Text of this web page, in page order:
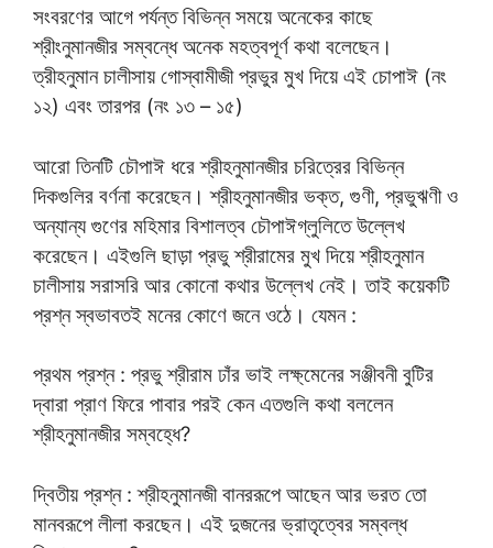
সংবরণের আগে পর্যন্ত বিভিন্ন সময়ে অনেকের কাছে
শ্রীংনুমানজীর সম্বন্ধে অনেক মহত্বপূর্ণ কথা বলেছেন।
ত্রীহনুমান চালীসায় গোস্বামীজী প্রভুর মুখ দিয়ে এই চোপাঈ (নং
১২) এবং তারপর (নং ১৩ – ১৫)
আরো তিনটি চৌপাঈ ধরে শ্রীহনুমানজীর চরিত্রের বিভিন্ন
দিকগুলির বর্ণনা করেছেন। শ্রীহনুমানজীর ভক্ত, গুণী, প্রভুঋণী ও
অন্যান্য গুণের মহিমার বিশালত্ব চৌপাঈগ্লুলিতে উল্লেখ
করেছেন। এইগুলি ছাড়া প্রভু শ্রীরামের মুখ দিয়ে শ্রীহনুমান
চালীসায় সরাসরি আর কোনো কথার উল্লেখ নেই। তাই কয়েকটি
প্রশ্ন স্বভাবতই মনের কোণে জনে ওঠে। যেমন :
প্রথম প্রশ্ন : প্রভু শ্রীরাম ঢাঁর ভাই লক্ষ্মেনের সঞ্জীবনী বুটির
দ্বারা প্রাণ ফিরে পাবার পরই কেন এতগুলি কথা বললেন
শ্রীহনুমানজীর সম্বহ্ধে?
দ্বিতীয় প্রশ্ন : শ্রীহনুমানজী বানররূপে আছেন আর ভরত তো
মানবরূপে লীলা করছেন। এই দুজনের ভ্রাতৃত্বের সম্বল্ধ